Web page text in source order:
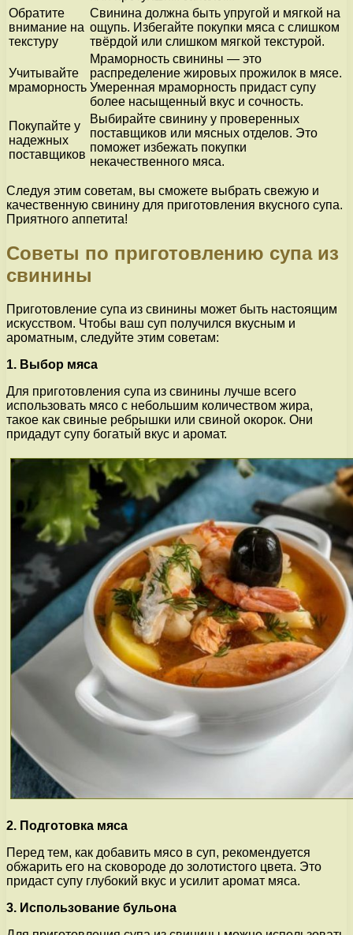
Обратите
внимание на
текстуру
Свинина должна быть упругой и мягкой на
ощупь. Избегайте покупки мяса с слишком
твёрдой или слишком мягкой текстурой.
Учитывайте
мраморность
Мраморность свинины — это
распределение жировых прожилок в мясе.
Умеренная мраморность придаст супу
более насыщенный вкус и сочность.
Покупайте у
надежных
поставщиков
Выбирайте свинину у проверенных
поставщиков или мясных отделов. Это
поможет избежать покупки
некачественного мяса.
Следуя этим советам, вы сможете выбрать свежую и
качественную свинину для приготовления вкусного супа.
Приятного аппетита!
Советы по приготовлению супа из
свинины
Приготовление супа из свинины может быть настоящим
искусством. Чтобы ваш суп получился вкусным и
ароматным, следуйте этим советам:
1. Выбор мяса
Для приготовления супа из свинины лучше всего
использовать мясо с небольшим количеством жира,
такое как свиные ребрышки или свиной окорок. Они
придадут супу богатый вкус и аромат.
2. Подготовка мяса
Перед тем, как добавить мясо в суп, рекомендуется
обжарить его на сковороде до золотистого цвета. Это
придаст супу глубокий вкус и усилит аромат мяса.
3. Использование бульона